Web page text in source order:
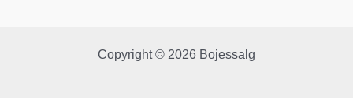
Copyright © 2026 Bojessalg